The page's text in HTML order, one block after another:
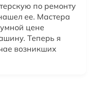
по ремонту
ее. Мастера
цене
Теперь я
возникших